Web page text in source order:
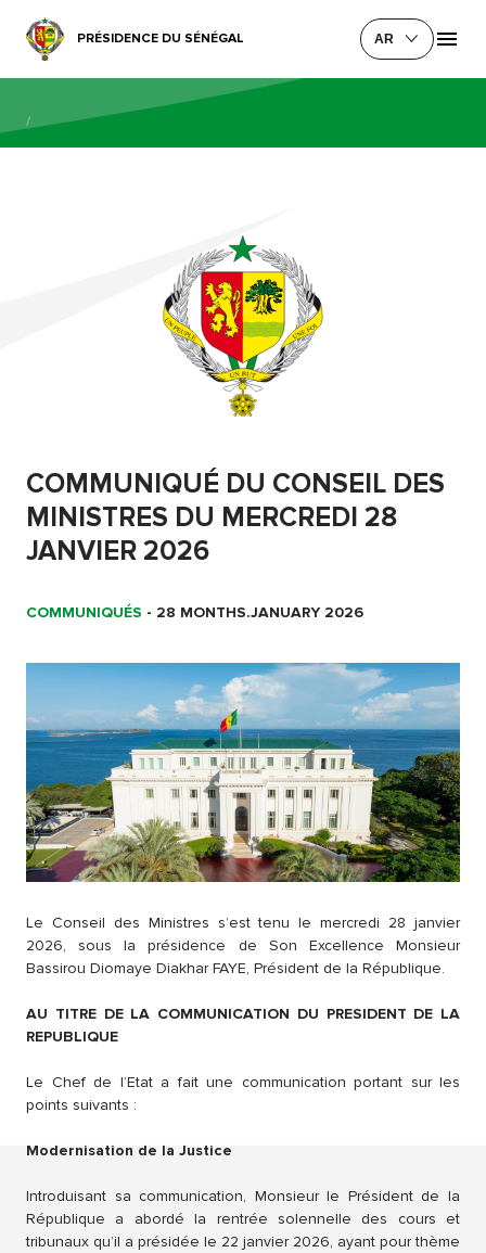
PRÉSIDENCE DU SÉNÉGAL AR
/
COMMUNIQUÉ DU CONSEIL DES
MINISTRES DU MERCREDI 28
JANVIER 2026
COMMUNIQUÉS - 28 MONTHS.JANUARY 2026
Le Conseil des Ministres s’est tenu le mercredi 28 janvier
2026, sous la présidence de Son Excellence Monsieur
Bassirou Diomaye Diakhar FAYE, Président de la République.
AU TITRE DE LA COMMUNICATION DU PRESIDENT DE LA
REPUBLIQUE
Le Chef de l’Etat a fait une communication portant sur les
points suivants :
Modernisation de la Justice
Introduisant sa communication, Monsieur le Président de la
République a abordé la rentrée solennelle des cours et
tribunaux qu’il a présidée le 22 janvier 2026, ayant pour thème